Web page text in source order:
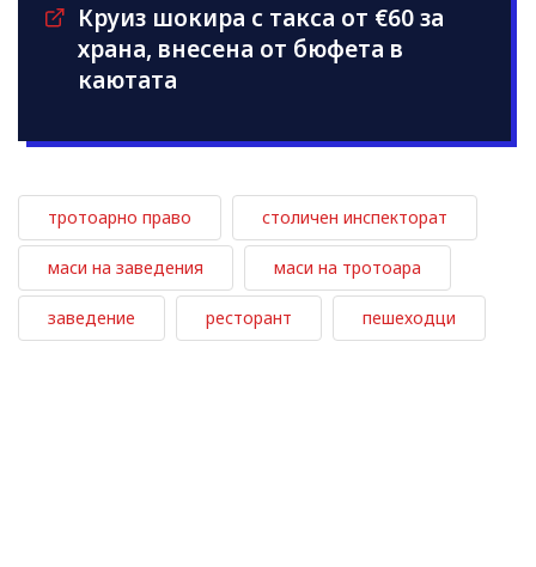
Круиз шокира с такса от €60 за
храна, внесена от бюфета в
каютата
тротоарно право столичен инспекторат
маси на заведения маси на тротоара
заведение ресторант пешеходци